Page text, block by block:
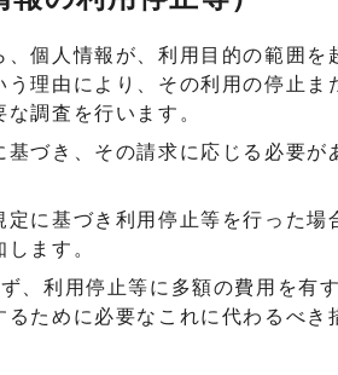
、個人情報が、利用目的の範囲
う理由により、その利用の停止
調査を行います。
基づき、その請求に応じる必要
定に基づき利用停止等を行った
ます。
、利用停止等に多額の費用を有
るために必要なこれに代わるべ